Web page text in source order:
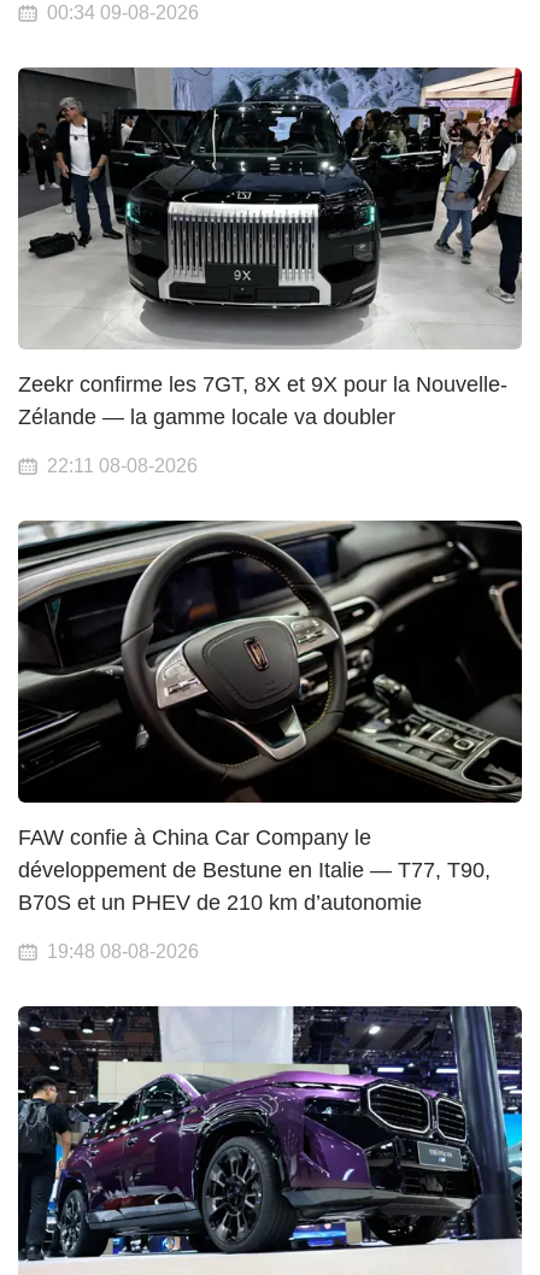
00:34 09-08-2026
Zeekr confirme les 7GT, 8X et 9X pour la Nouvelle-
Zélande — la gamme locale va doubler
22:11 08-08-2026
FAW confie à China Car Company le
développement de Bestune en Italie — T77, T90,
B70S et un PHEV de 210 km d’autonomie
19:48 08-08-2026